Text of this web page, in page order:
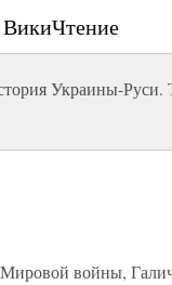
ВикиЧтение
Украины-Руси.
Мировой войны,